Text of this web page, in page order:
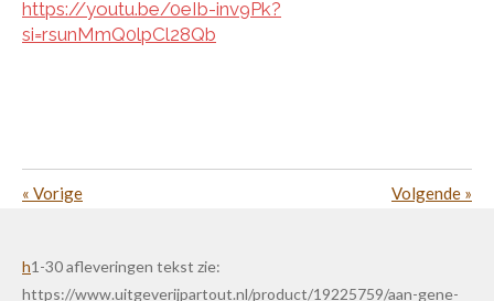
https://youtu.be/0eIb-inv9Pk?
si=rsunMmQ0lpCl28Qb
« Vorige Volgende »
h1-30 afleveringen tekst zie:
https://www.uitgeverijpartout.nl/product/19225759/aan-gene-